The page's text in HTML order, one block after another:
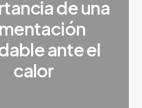
de una
ante el
calor